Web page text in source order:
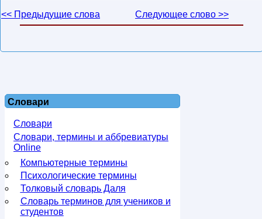
<< Предыдущие слова
Следующее слово >>
Словари
Словари
Словари, термины и аббревиатуры
Online
Компьютерные термины
Психологические термины
Толковый словарь Даля
Словарь терминов для учеников и
студентов